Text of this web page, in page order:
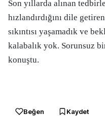
Son yıllarda alınan
hızlandırdığını dile
sıkıntısı yaşamadık ve
kalabalık yok. Sorunsuz
konuştu.
Beğen Kaydet